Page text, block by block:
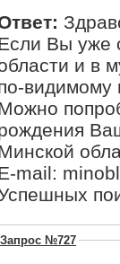
Вы уже
и в
видимому
mail:
Запрос №727